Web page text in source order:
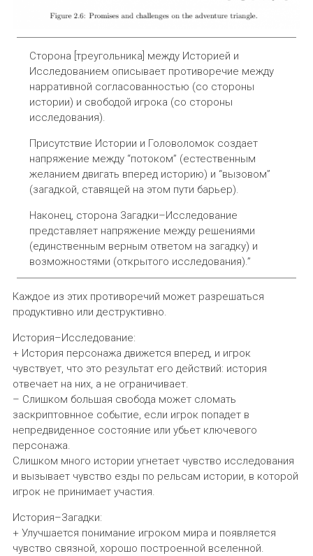
Сторона [треугольника] между Историей и
Исследованием описывает противоречие между
нарративной согласованностью (со стороны
истории) и свободой игрока (со стороны
исследования).
Присутствие Истории и Головоломок создает
напряжение между “потоком” (естественным
желанием двигать вперед историю) и “вызовом”
(загадкой, ставящей на этом пути барьер).
Наконец, сторона Загадки–Исследование
представляет напряжение между решениями
(единственным верным ответом на загадку) и
возможностями (открытого исследования).”
Каждое из этих противоречий может разрешаться
продуктивно или деструктивно.
История–Исследование:
+ История персонажа движется вперед, и игрок
чувствует, что это результат его действий: история
отвечает на них, а не ограничивает.
– Слишком большая свобода может сломать
заскриптовнное событие, если игрок попадет в
непредвиденное состояние или убьет ключевого
персонажа.
Слишком много истории угнетает чувство исследования
и вызывает чувство езды по рельсам истории, в которой
игрок не принимает участия.
История–Загадки:
+ Улучшается понимание игроком мира и появляется
чувство связной, хорошо построенной вселенной.